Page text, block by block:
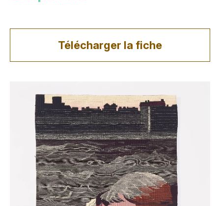
Télécharger la fiche